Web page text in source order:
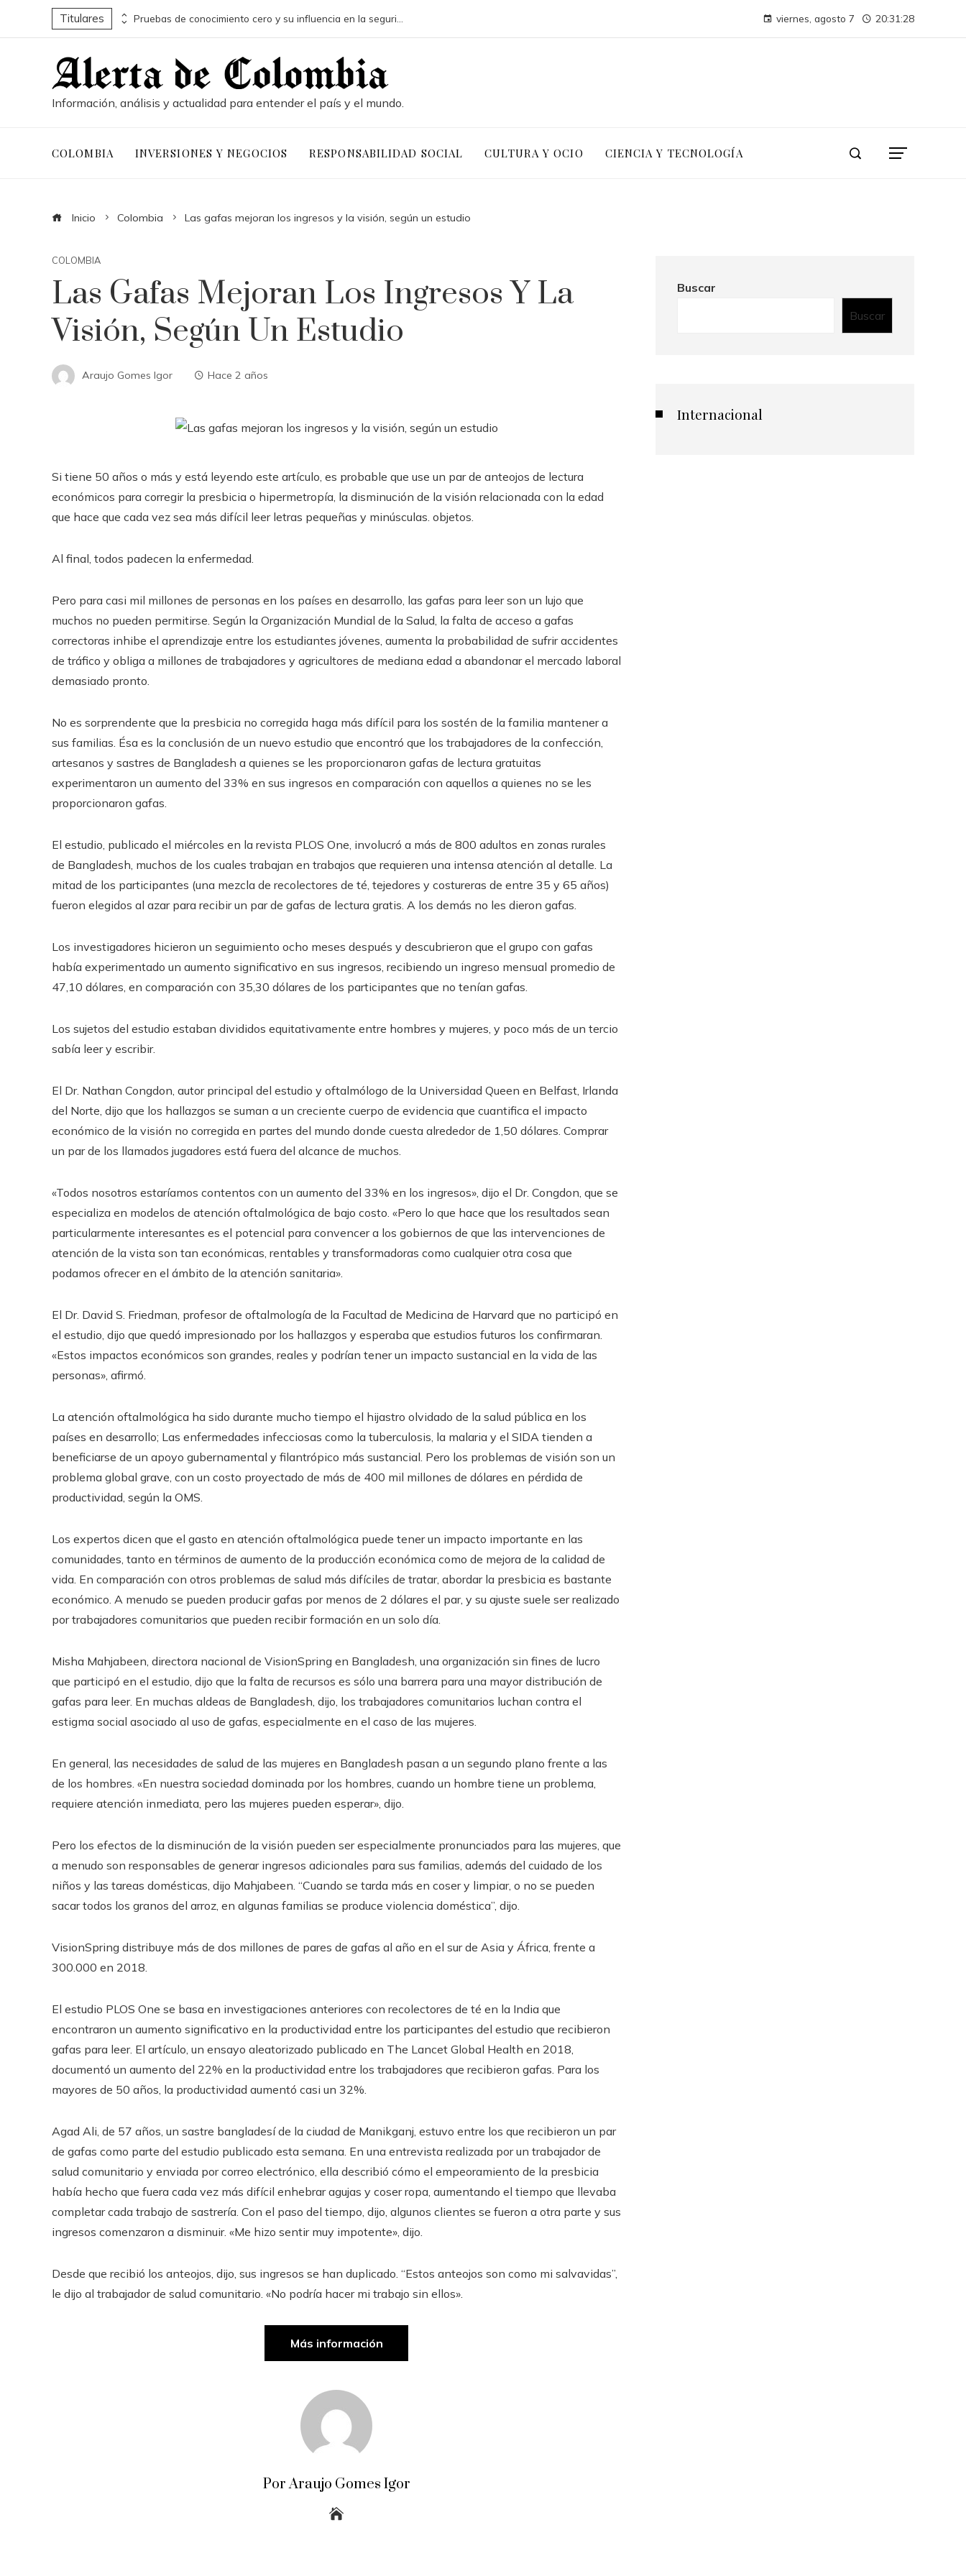
Titulares Los teatros con actividad escénica continua desde hace siglos viernes, agosto 7 20:31:28
Información, análisis y actualidad para entender el país y el mundo.
COLOMBIA INVERSIONES Y NEGOCIOS RESPONSABILIDAD SOCIAL CULTURA Y OCIO CIENCIA Y TECNOLOGÍA
Inicio Colombia Las gafas mejoran los ingresos y la visión, según un estudio
COLOMBIA
Las Gafas Mejoran Los Ingresos Y La
Visión, Según Un Estudio
Araujo Gomes Igor Hace 2 años
Si tiene 50 años o más y está leyendo este artículo, es probable que use un par de anteojos de lectura
económicos para corregir la presbicia o hipermetropía, la disminución de la visión relacionada con la edad
que hace que cada vez sea más difícil leer letras pequeñas y minúsculas. objetos.
Al final, todos padecen la enfermedad.
Pero para casi mil millones de personas en los países en desarrollo, las gafas para leer son un lujo que
muchos no pueden permitirse. Según la Organización Mundial de la Salud, la falta de acceso a gafas
correctoras inhibe el aprendizaje entre los estudiantes jóvenes, aumenta la probabilidad de sufrir accidentes
de tráfico y obliga a millones de trabajadores y agricultores de mediana edad a abandonar el mercado laboral
demasiado pronto.
No es sorprendente que la presbicia no corregida haga más difícil para los sostén de la familia mantener a
sus familias. Ésa es la conclusión de un nuevo estudio que encontró que los trabajadores de la confección,
artesanos y sastres de Bangladesh a quienes se les proporcionaron gafas de lectura gratuitas
experimentaron un aumento del 33% en sus ingresos en comparación con aquellos a quienes no se les
proporcionaron gafas.
El estudio, publicado el miércoles en la revista PLOS One, involucró a más de 800 adultos en zonas rurales
de Bangladesh, muchos de los cuales trabajan en trabajos que requieren una intensa atención al detalle. La
mitad de los participantes (una mezcla de recolectores de té, tejedores y costureras de entre 35 y 65 años)
fueron elegidos al azar para recibir un par de gafas de lectura gratis. A los demás no les dieron gafas.
Los investigadores hicieron un seguimiento ocho meses después y descubrieron que el grupo con gafas
había experimentado un aumento significativo en sus ingresos, recibiendo un ingreso mensual promedio de
47,10 dólares, en comparación con 35,30 dólares de los participantes que no tenían gafas.
Los sujetos del estudio estaban divididos equitativamente entre hombres y mujeres, y poco más de un tercio
sabía leer y escribir.
El Dr. Nathan Congdon, autor principal del estudio y oftalmólogo de la Universidad Queen en Belfast, Irlanda
del Norte, dijo que los hallazgos se suman a un creciente cuerpo de evidencia que cuantifica el impacto
económico de la visión no corregida en partes del mundo donde cuesta alrededor de 1,50 dólares. Comprar
un par de los llamados jugadores está fuera del alcance de muchos.
«Todos nosotros estaríamos contentos con un aumento del 33% en los ingresos», dijo el Dr. Congdon, que se
especializa en modelos de atención oftalmológica de bajo costo. «Pero lo que hace que los resultados sean
particularmente interesantes es el potencial para convencer a los gobiernos de que las intervenciones de
atención de la vista son tan económicas, rentables y transformadoras como cualquier otra cosa que
podamos ofrecer en el ámbito de la atención sanitaria».
El Dr. David S. Friedman, profesor de oftalmología de la Facultad de Medicina de Harvard que no participó en
el estudio, dijo que quedó impresionado por los hallazgos y esperaba que estudios futuros los confirmaran.
«Estos impactos económicos son grandes, reales y podrían tener un impacto sustancial en la vida de las
personas», afirmó.
La atención oftalmológica ha sido durante mucho tiempo el hijastro olvidado de la salud pública en los
países en desarrollo; Las enfermedades infecciosas como la tuberculosis, la malaria y el SIDA tienden a
beneficiarse de un apoyo gubernamental y filantrópico más sustancial. Pero los problemas de visión son un
problema global grave, con un costo proyectado de más de 400 mil millones de dólares en pérdida de
productividad, según la OMS.
Los expertos dicen que el gasto en atención oftalmológica puede tener un impacto importante en las
comunidades, tanto en términos de aumento de la producción económica como de mejora de la calidad de
vida. En comparación con otros problemas de salud más difíciles de tratar, abordar la presbicia es bastante
económico. A menudo se pueden producir gafas por menos de 2 dólares el par, y su ajuste suele ser realizado
por trabajadores comunitarios que pueden recibir formación en un solo día.
Misha Mahjabeen, directora nacional de VisionSpring en Bangladesh, una organización sin fines de lucro
que participó en el estudio, dijo que la falta de recursos es sólo una barrera para una mayor distribución de
gafas para leer. En muchas aldeas de Bangladesh, dijo, los trabajadores comunitarios luchan contra el
estigma social asociado al uso de gafas, especialmente en el caso de las mujeres.
En general, las necesidades de salud de las mujeres en Bangladesh pasan a un segundo plano frente a las
de los hombres. «En nuestra sociedad dominada por los hombres, cuando un hombre tiene un problema,
requiere atención inmediata, pero las mujeres pueden esperar», dijo.
Pero los efectos de la disminución de la visión pueden ser especialmente pronunciados para las mujeres, que
a menudo son responsables de generar ingresos adicionales para sus familias, además del cuidado de los
niños y las tareas domésticas, dijo Mahjabeen. “Cuando se tarda más en coser y limpiar, o no se pueden
sacar todos los granos del arroz, en algunas familias se produce violencia doméstica”, dijo.
VisionSpring distribuye más de dos millones de pares de gafas al año en el sur de Asia y África, frente a
300.000 en 2018.
El estudio PLOS One se basa en investigaciones anteriores con recolectores de té en la India que
encontraron un aumento significativo en la productividad entre los participantes del estudio que recibieron
gafas para leer. El artículo, un ensayo aleatorizado publicado en The Lancet Global Health en 2018,
documentó un aumento del 22% en la productividad entre los trabajadores que recibieron gafas. Para los
mayores de 50 años, la productividad aumentó casi un 32%.
Agad Ali, de 57 años, un sastre bangladesí de la ciudad de Manikganj, estuvo entre los que recibieron un par
de gafas como parte del estudio publicado esta semana. En una entrevista realizada por un trabajador de
salud comunitario y enviada por correo electrónico, ella describió cómo el empeoramiento de la presbicia
había hecho que fuera cada vez más difícil enhebrar agujas y coser ropa, aumentando el tiempo que llevaba
completar cada trabajo de sastrería. Con el paso del tiempo, dijo, algunos clientes se fueron a otra parte y sus
ingresos comenzaron a disminuir. «Me hizo sentir muy impotente», dijo.
Desde que recibió los anteojos, dijo, sus ingresos se han duplicado. “Estos anteojos son como mi salvavidas”,
le dijo al trabajador de salud comunitario. «No podría hacer mi trabajo sin ellos».
Más información
Por Araujo Gomes Igor
Buscar
Buscar
Internacional